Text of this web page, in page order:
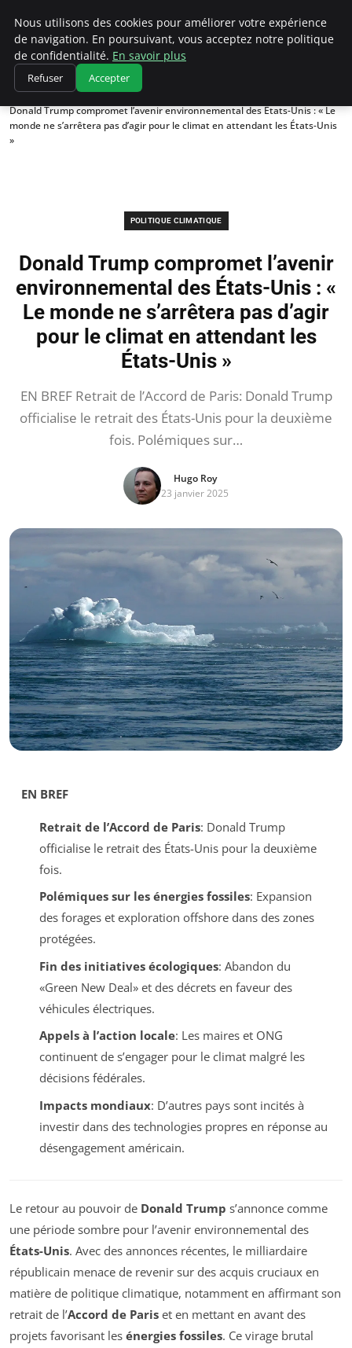
Climatedebtagents
Accueil
Politique climatique
Donald Trump compromet l’avenir environnemental des États-Unis : « Le
monde ne s’arrêtera pas d’agir pour le climat en attendant les États-Unis
»
POLITIQUE CLIMATIQUE
Donald Trump compromet l’avenir
environnemental des États-Unis : «
Le monde ne s’arrêtera pas d’agir
pour le climat en attendant les
États-Unis »
EN BREF Retrait de l’Accord de Paris: Donald Trump
officialise le retrait des États-Unis pour la deuxième
fois. Polémiques sur…
Hugo Roy
23 janvier 2025
EN BREF
Retrait de l’Accord de Paris: Donald Trump
officialise le retrait des États-Unis pour la deuxième
fois.
Polémiques sur les énergies fossiles: Expansion
des forages et exploration offshore dans des zones
protégées.
Fin des initiatives écologiques: Abandon du
«Green New Deal» et des décrets en faveur des
véhicules électriques.
Appels à l’action locale: Les maires et ONG
continuent de s’engager pour le climat malgré les
décisions fédérales.
Impacts mondiaux: D’autres pays sont incités à
investir dans des technologies propres en réponse au
désengagement américain.
Le retour au pouvoir de Donald Trump s’annonce comme
une période sombre pour l’avenir environnemental des
États-Unis. Avec des annonces récentes, le milliardaire
républicain menace de revenir sur des acquis cruciaux en
matière de politique climatique, notamment en affirmant son
retrait de l’Accord de Paris et en mettant en avant des
projets favorisant les énergies fossiles. Ce virage brutal
Nous utilisons des cookies pour améliorer votre expérience
de navigation. En poursuivant, vous acceptez notre politique
de confidentialité. En savoir plus
Refuser Accepter